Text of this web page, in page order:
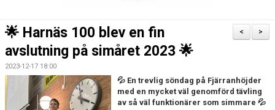
STYRELSEN
FJÄRRANHÖJDERBADET
>
<
🌟 Harnäs 100 blev en fin
avslutning på simåret 2023 🌟
2023-12-17 18:00
💦 En trevlig söndag på Fjärranhöjder
med en mycket väl genomförd tävling
av så väl funktionärer som simmare 💦